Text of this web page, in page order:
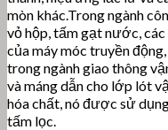
mòn khác.Trong ngành
vỏ hộp, tấm gạt nước,
của máy móc truyền
trong ngành giao thông
và máng dẫn cho lớp lót
hóa chất, nó được sử
tấm lọc.